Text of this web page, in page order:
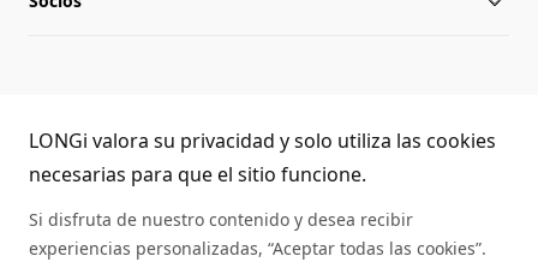
Sostenibilidad
Aplicaciones
(+86) 4008 601012
LONGi valora su privacidad y solo utiliza las cookies
necesarias para que el sitio funcione.
Si disfruta de nuestro contenido y desea recibir
experiencias personalizadas, “Aceptar todas las cookies”.